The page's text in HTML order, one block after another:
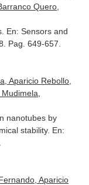
Quero,
En: Sensors and
Pag. 649-657.
Aparicio Rebollo,
nanotubes by
stability. En:
Aparicio